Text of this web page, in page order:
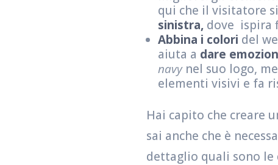
qui che il visitatore
sinistra, dove ispira
Abbina i colori del
aiuta a dare
navynel suo logo,
elementi visivi e fa
Hai capito che creare
sai anche che è
dettaglio quali sono le